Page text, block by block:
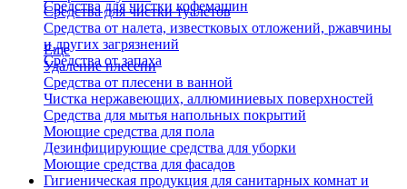
Средства для чистки кофемашин
Средства для чистки туалетов
Средства от налета, известковых отложений, ржавчины
и других загрязнений
Средства от запаха
Еще
Удаление плесени
Средства от плесени в ванной
Чистка нержавеющих, аллюминиевых поверхностей
Средства для мытья напольных покрытий
Моющие средства для пола
Дезинфицирующие средства для уборки
Моющие средства для фасадов
Гигиеническая продукция для санитарных комнат и